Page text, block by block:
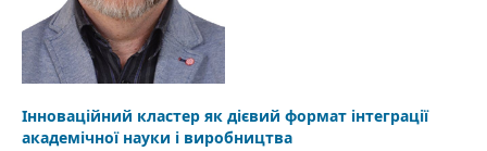
Інноваційний кластер як дієвий формат інтеграції
академічної науки і виробництва